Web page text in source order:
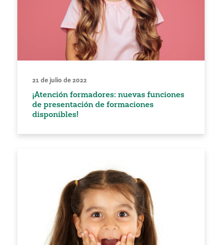
21 de julio de 2022
¡Atención formadores: nuevas funciones
de presentación de formaciones
disponibles!